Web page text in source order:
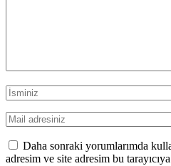
Daha sonraki yorumlarımda
adresim ve site adresim bu